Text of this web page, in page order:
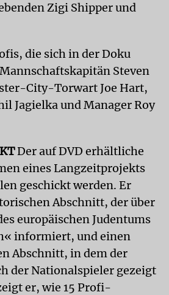
Zigi Shipper und
die sich in der Doku
Steven
City-Torwart Joe Hart,
Jagielka und Manager Roy
Der auf DVD erhältliche
eines Langzeitprojekts
geschickt werden. Er
Abschnitt, der über
europäischen Judentums
informiert, und einen
Abschnitt, in dem der
der Nationalspieler gezeigt
er, wie 15 Profi-